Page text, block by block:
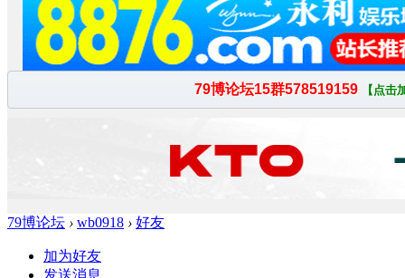
79博论坛 › wb0918 › 好友
加为好友
发送消息